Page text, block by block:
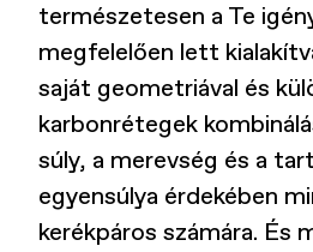
természetesen a Te
megfelelően lett
saját geometriával és
karbonrétegek
súly, a merevség és a
egyensúlya érdekében
kerékpáros számára. És